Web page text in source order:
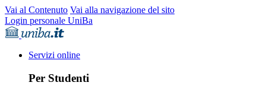
Vai al Contenuto Vai alla navigazione del sito
Login personale UniBa
Servizi online
Per Studenti